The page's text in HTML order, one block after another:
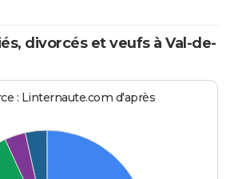
divorcés et veufs à Val-de-
: Linternaute.com d'après